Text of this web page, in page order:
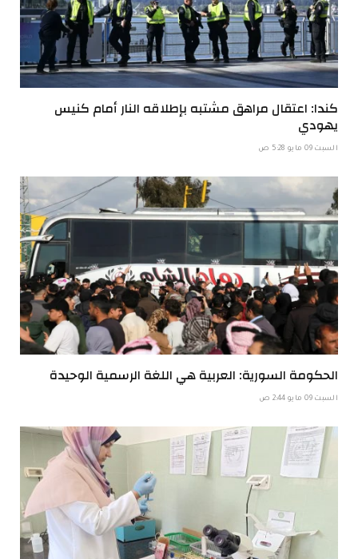
كندا: اعتقال مراهق مشتبه بإطلاقه النار أمام كنيس
يهودي
السبت 09 مايو 5:28 ص
الحكومة السورية: العربية هي اللغة الرسمية الوحيدة
السبت 09 مايو 2:44 ص